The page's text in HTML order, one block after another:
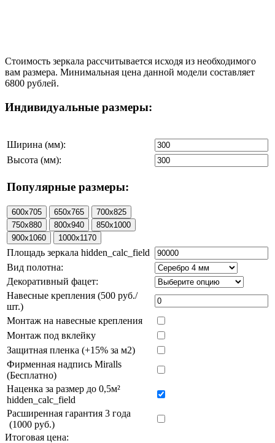
Стоимость зеркала рассчитывается исходя из необходимого
вам размера. Минимальная цена данной модели составляет
6800 рублей.
Индивидуальные размеры:
Ширина (мм):
Высота (мм):
Популярные размеры:
Площадь зеркала hidden_calc_field
Вид полотна:
Декоративный фацет:
Навесные крепления (500 руб./
шт.)
Монтаж на навесные крепления
Монтаж под вклейку
Защитная пленка (+15% за м2)
Фирменная надпись Miralls
(Бесплатно)
Наценка за размер до 0,5м²
hidden_calc_field
Расширенная гарантия 3 года
(1000 руб.)
Итоговая цена: